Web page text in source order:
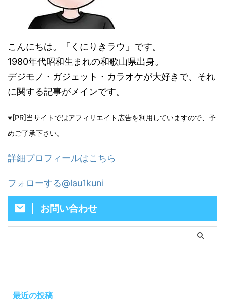
こんにちは。「くにりきラウ」です。
1980年代昭和生まれの和歌山県出身。
デジモノ・ガジェット・カラオケが大好きで、それ
に関する記事がメインです。
※[PR]当サイトではアフィリエイト広告を利用していますので、予
めご了承下さい。
詳細プロフィールはこちら
フォローする@lau1kuni
お問い合わせ
最近の投稿